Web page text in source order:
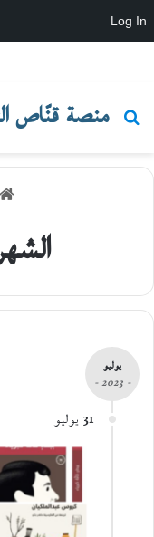
Log In
منصة قنّاص
بحث عن
يوليو
- 2023 -
31 يوليو